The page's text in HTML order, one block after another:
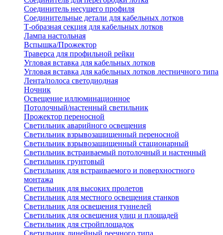
Соединитель несущего профиля
Соединительные детали для кабельных лотков
Т-образная секция для кабельных лотков
Лампа настольная
Вспышка/Прожектор
Траверса для профильной рейки
Угловая вставка для кабельных лотков
Угловая вставка для кабельных лотков лестничного типа
Лента/полоса светодиодная
Ночник
Освещение иллюминационное
Потолочный/настенный светильник
Прожектор переносной
Светильник аварийного освещения
Светильник взрывозащищенный переносной
Светильник взрывозащищенный стационарный
Светильник встраиваемый потолочный и настенный
Светильник грунтовый
Светильник для встраиваемого и поверхностного
монтажа
Светильник для высоких пролетов
Светильник для местного освещения станков
Светильник для освещения туннелей
Светильник для освещения улиц и площадей
Светильник для стройплощадок
Светильник линейный реечного типа